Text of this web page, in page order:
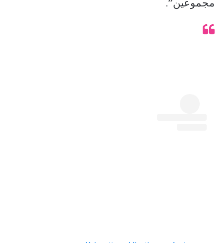
مجموعين”.